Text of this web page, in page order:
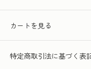
カートを見る
特定商取引法に基づく表